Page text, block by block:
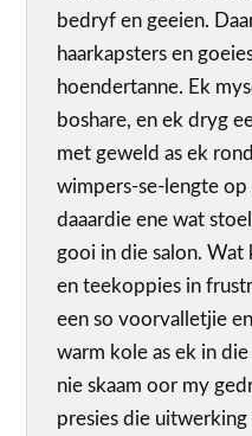
bedryf en geeien.
haarkapsters en
hoendertanne. Ek
boshare, en ek dryg
met geweld as ek
wimpers-se-lengte op
daaardie ene wat
gooi in die salon.
en teekoppies in
een so voorvalletjie
warm kole as ek in
nie skaam oor my
presies die